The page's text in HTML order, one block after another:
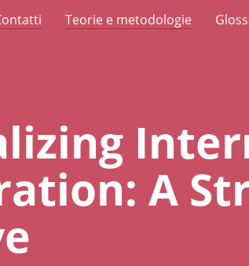
Teorie e metodologie
A